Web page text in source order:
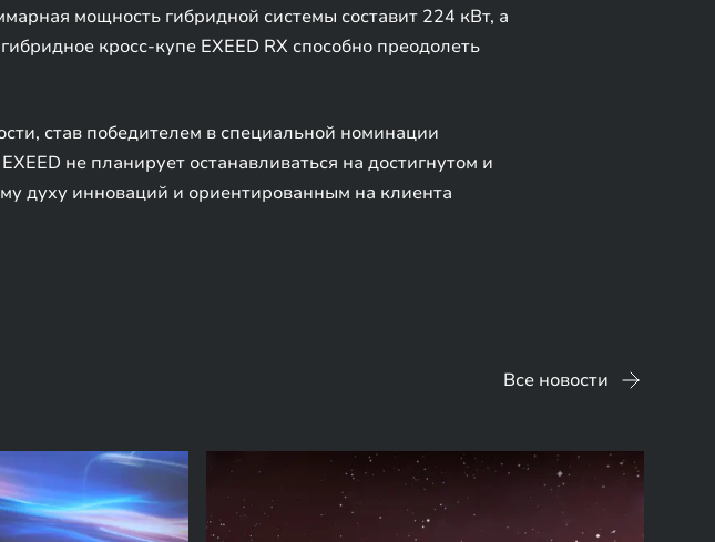
мощность гибридной системы составит 224 кВт, а
кросс-купе EXEED RX способно преодолеть
став победителем в специальной номинации
не планирует останавливаться на достигнутом и
духу инноваций и ориентированным на клиента
Все новости